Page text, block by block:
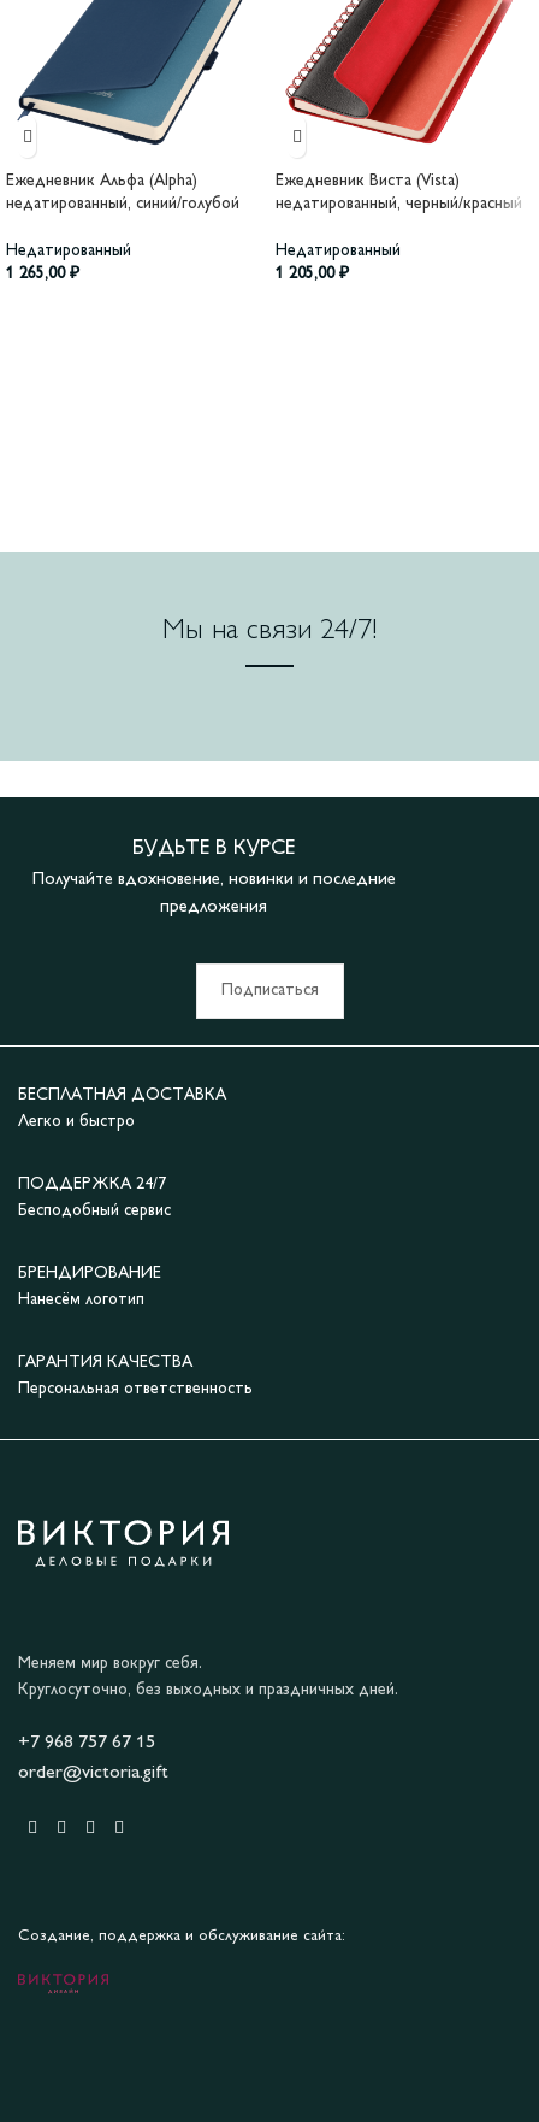
Ежедневник Альфа (Alpha)
недатированный, синий/голубой
Недатированный
1 265,00 ₽
Ежедневник Виста (Vista)
недатированный, черный/красный
Недатированный
1 205,00 ₽
Мы на связи 24/7!
БУДЬТЕ В КУРСЕ
Получайте вдохновение, новинки и последние
предложения
Подписаться
БЕСПЛАТНАЯ ДОСТАВКА
Легко и быстро
ПОДДЕРЖКА 24/7
Бесподобный сервис
БРЕНДИРОВАНИЕ
Нанесём логотип
ГАРАНТИЯ КАЧЕСТВА
Персональная ответственность
Меняем мир вокруг себя.
Круглосуточно, без выходных и праздничных дней.
+7 968 757 67 15
order@victoria.gift
Создание, поддержка и обслуживание сайта: